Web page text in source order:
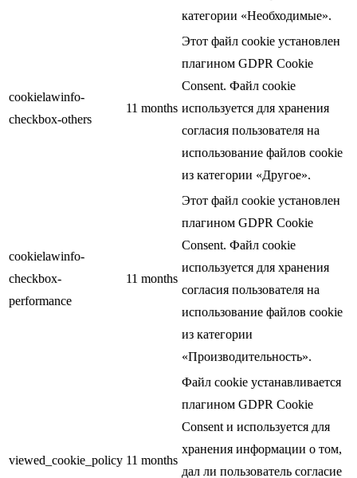
категории «Необходимые».
cookielawinfo-
checkbox-others
11 months
Этот файл cookie установлен
плагином GDPR Cookie
Consent. Файл cookie
используется для хранения
согласия пользователя на
использование файлов cookie
из категории «Другое».
cookielawinfo-
checkbox-
performance
11 months
Этот файл cookie установлен
плагином GDPR Cookie
Consent. Файл cookie
используется для хранения
согласия пользователя на
использование файлов cookie
из категории
«Производительность».
viewed_cookie_policy 11 months
Файл cookie устанавливается
плагином GDPR Cookie
Consent и используется для
хранения информации о том,
дал ли пользователь согласие